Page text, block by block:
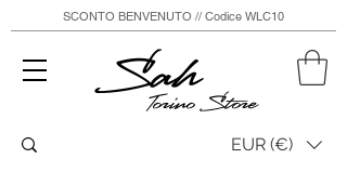
Sah
Torino Store
SCONTO BENVENUTO // Codice WLC10
EUR (€)